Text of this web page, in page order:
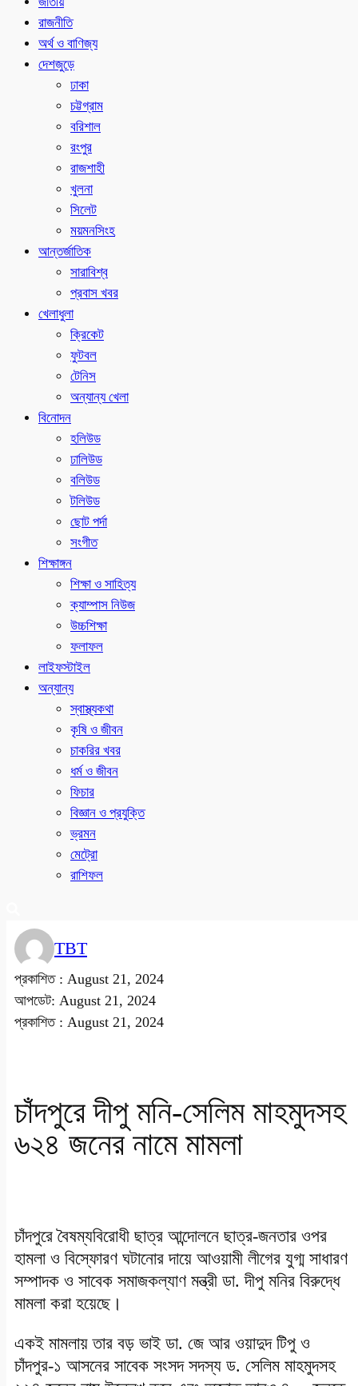
রাজনীতি
অর্থ ও বাণিজ্য
দেশজুড়ে
ঢাকা
চট্টগ্রাম
বরিশাল
রংপুর
রাজশাহী
খুলনা
সিলেট
ময়মনসিংহ
আন্তর্জাতিক
সারাবিশ্ব
প্রবাস খবর
খেলাধুলা
ক্রিকেট
ফুটবল
টেনিস
অন্যান্য খেলা
বিনোদন
হলিউড
ঢালিউড
বলিউড
টলিউড
ছোট পর্দা
সংগীত
শিক্ষাঙ্গন
শিক্ষা ও সাহিত্য
ক্যাম্পাস নিউজ
উচ্চশিক্ষা
ফলাফল
লাইফস্টাইল
অন্যান্য
স্বাস্থ্যকথা
কৃষি ও জীবন
চাকরির খবর
ধর্ম ও জীবন
ফিচার
বিজ্ঞান ও প্রযুক্তি
ভ্রমন
মেট্রো
রাশিফল
TBT
প্রকাশিত : August 21, 2024
আপডেট: August 21, 2024
প্রকাশিত : August 21, 2024
চাঁদপুরে দীপু মনি-সেলিম মাহমুদসহ
৬২৪ জনের নামে মামলা
চাঁদপুরে বৈষম্যবিরোধী ছাত্র আন্দোলনে ছাত্র-জনতার ওপর
হামলা ও বিস্ফোরণ ঘটানোর দায়ে আওয়ামী লীগের যুগ্ম সাধারণ
সম্পাদক ও সাবেক সমাজকল্যাণ মন্ত্রী ডা. দীপু মনির বিরুদ্ধে
মামলা করা হয়েছে।
একই মামলায় তার বড় ভাই ডা. জে আর ওয়াদুদ টিপু ও
চাঁদপুর-১ আসনের সাবেক সংসদ সদস্য ড. সেলিম মাহমুদসহ